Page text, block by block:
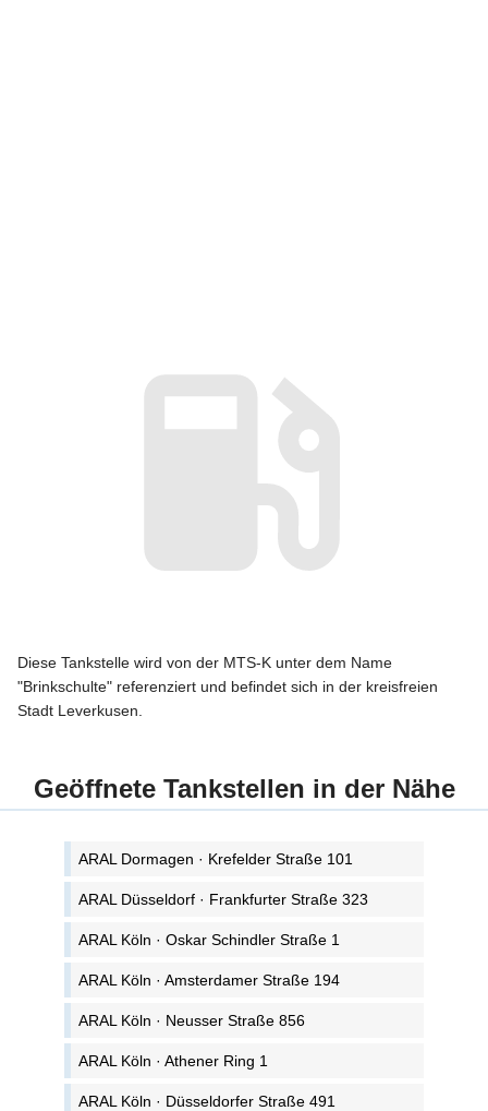
Diese Tankstelle wird von der MTS-K unter dem Name
"Brinkschulte" referenziert und befindet sich in der kreisfreien
Stadt Leverkusen.
Geöffnete Tankstellen in der Nähe
ARAL Dormagen · Krefelder Straße 101
ARAL Düsseldorf · Frankfurter Straße 323
ARAL Köln · Oskar Schindler Straße 1
ARAL Köln · Amsterdamer Straße 194
ARAL Köln · Neusser Straße 856
ARAL Köln · Athener Ring 1
ARAL Köln · Düsseldorfer Straße 491